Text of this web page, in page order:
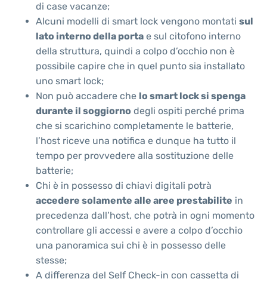
di case vacanze;
Alcuni modelli di smart lock vengono montati sul
lato interno della porta e sul citofono interno
della struttura, quindi a colpo d’occhio non è
possibile capire che in quel punto sia installato
uno smart lock;
Non può accadere che lo smart lock si spenga
durante il soggiorno degli ospiti perché prima
che si scarichino completamente le batterie,
l’host riceve una notifica e dunque ha tutto il
tempo per provvedere alla sostituzione delle
batterie;
Chi è in possesso di chiavi digitali potrà
accedere solamente alle aree prestabilite in
precedenza dall’host, che potrà in ogni momento
controllare gli accessi e avere a colpo d’occhio
una panoramica sui chi è in possesso delle
stesse;
A differenza del Self Check-in con cassetta di